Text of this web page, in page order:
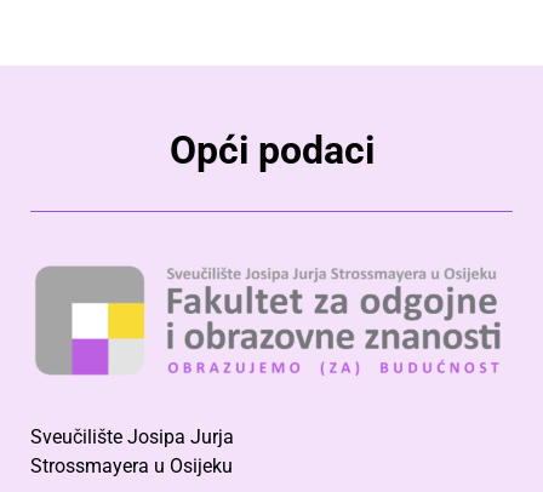
Opći podaci
Sveučilište Josipa Jurja
Strossmayera u Osijeku